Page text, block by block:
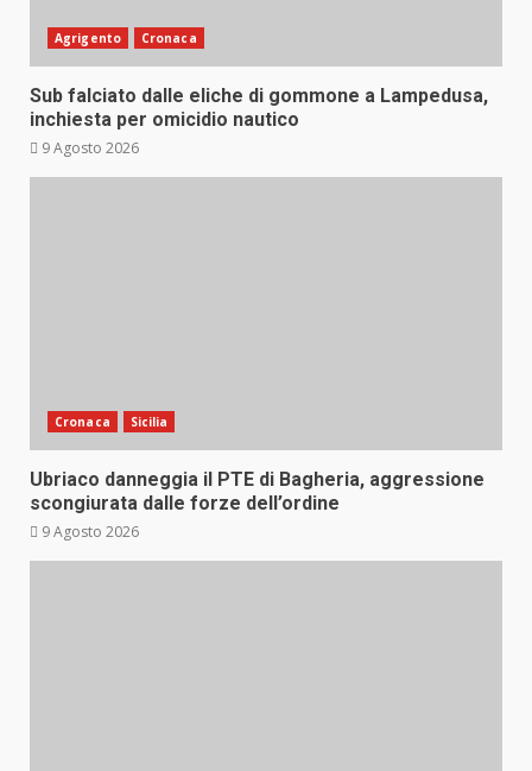
Agrigento Cronaca
Sub falciato dalle eliche di gommone a Lampedusa,
inchiesta per omicidio nautico
9 Agosto 2026
Cronaca Sicilia
Ubriaco danneggia il PTE di Bagheria, aggressione
scongiurata dalle forze dell’ordine
9 Agosto 2026